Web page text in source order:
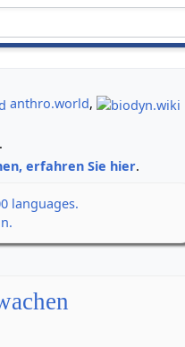
anthro.world,
erfahren Sie hier.
languages.